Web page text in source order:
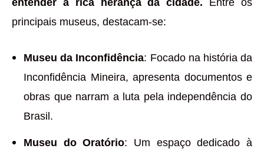
principais museus, destacam-se:
Museu da Inconfidência: Focado na história da
Inconfidência Mineira, apresenta documentos e
obras que narram a luta pela independência do
Brasil.
Museu do Oratório: Um espaço dedicado à